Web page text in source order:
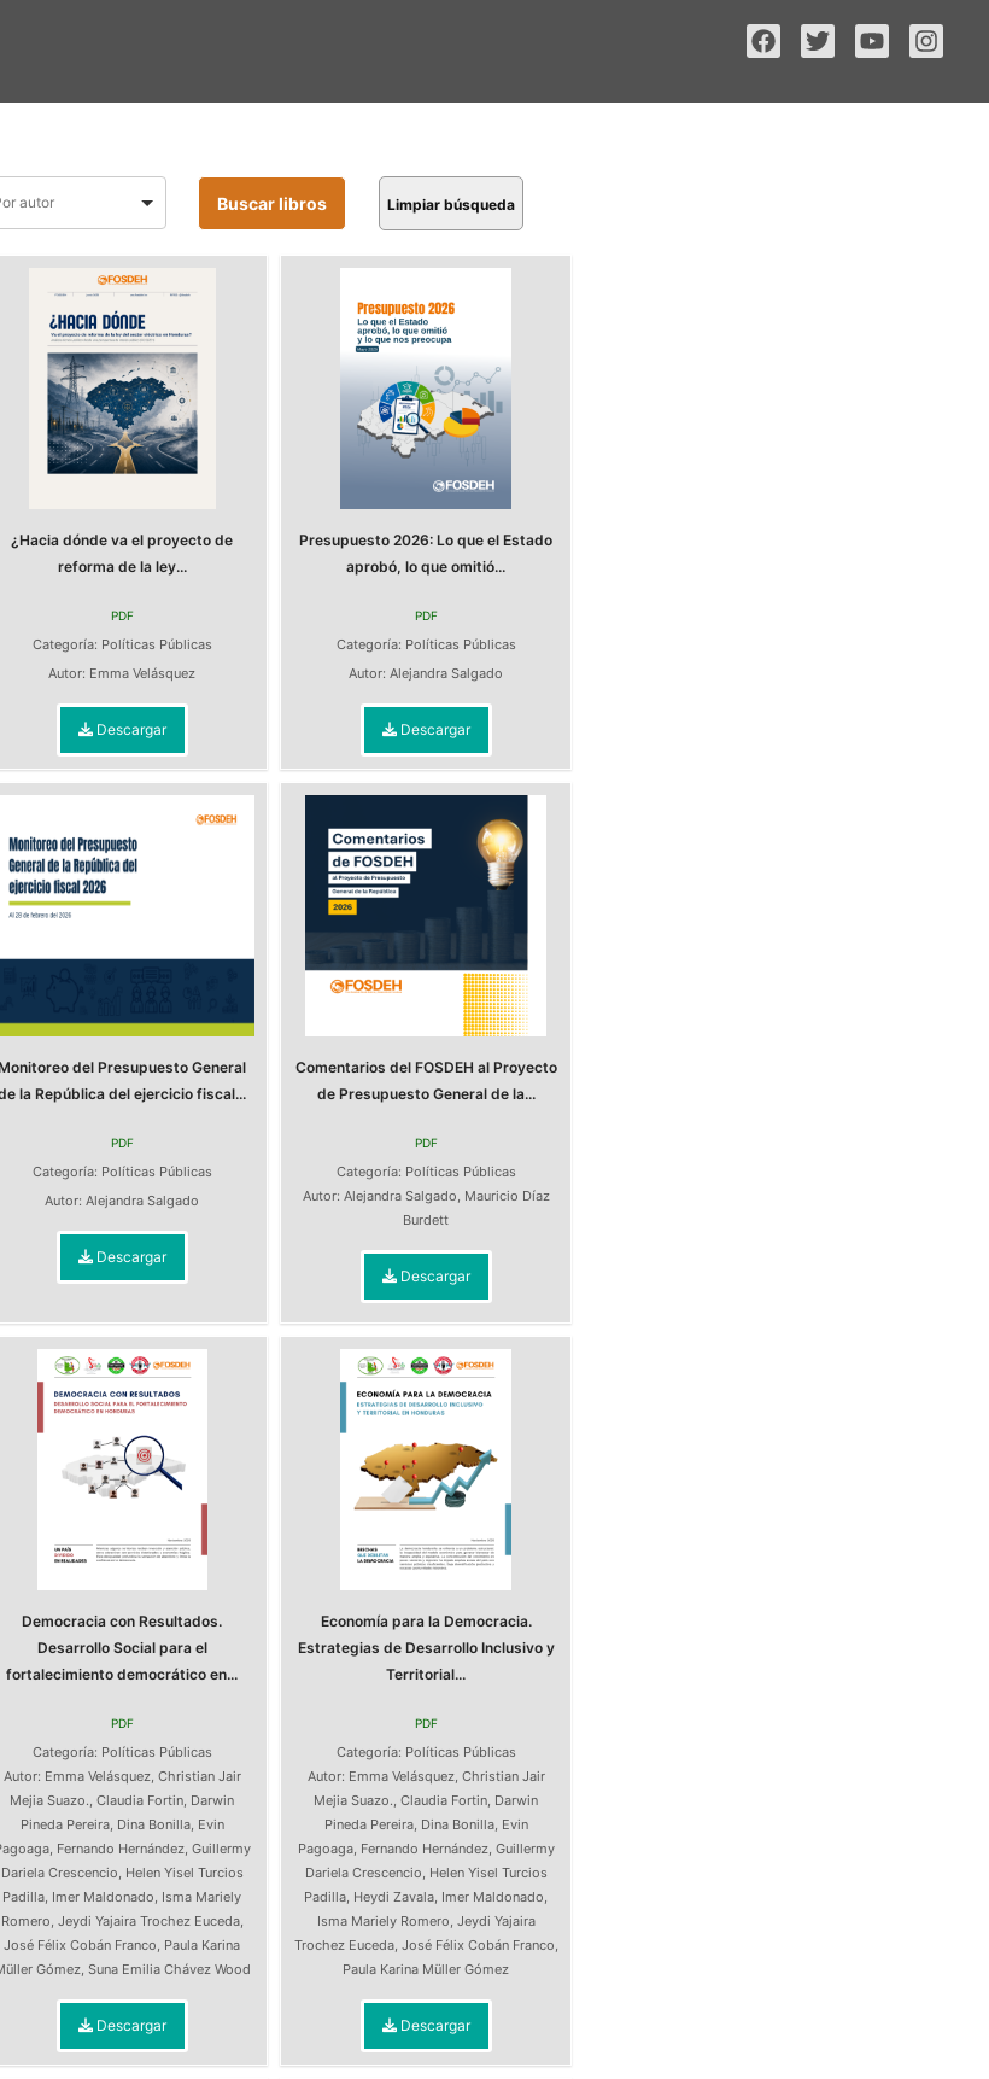
Limpiar búsqueda
¿Hacia dónde va el proyecto de
reforma de la ley...
PDF
Categoría: Políticas Públicas
Autor: Emma Velásquez
Descargar
Presupuesto 2026: Lo que el Estado
aprobó, lo que omitió...
PDF
Categoría: Políticas Públicas
Autor:Alejandra Salgado
Descargar
del Presupuesto General
la República del ejercicio fiscal...
PDF
Categoría: Políticas Públicas
Autor:Alejandra Salgado
Descargar
Comentarios del FOSDEH al Proyecto
de Presupuesto General de la...
PDF
Categoría: Políticas Públicas
Autor: Alejandra Salgado, Mauricio Díaz
Burdett
Descargar
Democracia con Resultados.
Desarrollo Social para el
fortalecimiento democrático en...
PDF
Categoría: Políticas Públicas
Autor: Emma Velásquez, Christian Jair
Mejia Suazo.,Claudia Fortin, Darwin
Pineda Pereira, Dina Bonilla, Evin
, Fernando Hernández, Guillermy
Dariela Crescencio, Helen Yisel Turcios
Padilla, Imer Maldonado, Isma Mariely
Romero, Jeydi Yajaira Trochez Euceda,
José Félix Cobán Franco, Paula Karina
Gómez, Suna Emilia Chávez Wood
Descargar
Economía para la Democracia.
Estrategias de Desarrollo Inclusivo y
Territorial...
PDF
Categoría: Políticas Públicas
Autor: Emma Velásquez, Christian Jair
Mejia Suazo.,Claudia Fortin, Darwin
Pineda Pereira, Dina Bonilla, Evin
Pagoaga, Fernando Hernández, Guillermy
Dariela Crescencio, Helen Yisel Turcios
Padilla, Heydi Zavala, Imer Maldonado,
Isma Mariely Romero, Jeydi Yajaira
Trochez Euceda, José Félix Cobán Franco,
Paula Karina Müller Gómez
Descargar